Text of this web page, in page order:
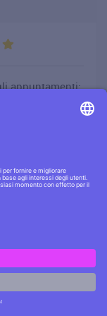
appuntamenti:
nei suoi
ricevuto nello
trattamento:
Scrivici